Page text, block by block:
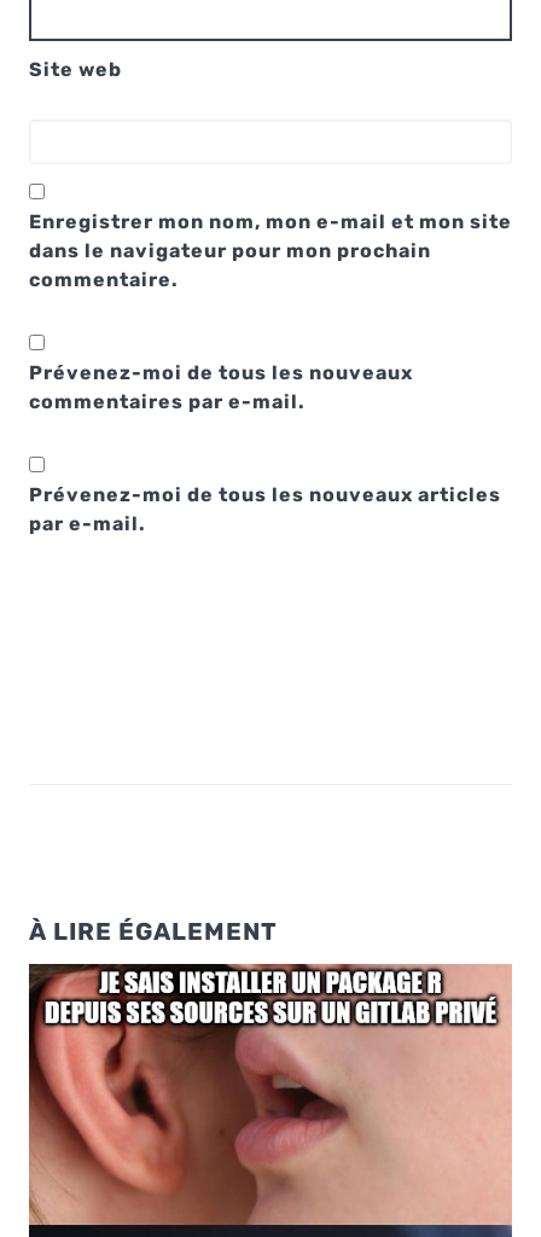
Site web
Enregistrer mon nom, mon e-mail et mon site
dans le navigateur pour mon prochain
commentaire.
Prévenez-moi de tous les nouveaux
commentaires par e-mail.
Prévenez-moi de tous les nouveaux articles
par e-mail.
À LIRE ÉGALEMENT